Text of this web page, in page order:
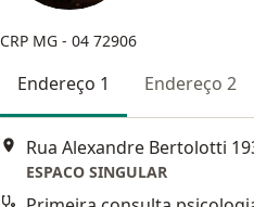
CRP MG - 04 72906
Endereço 1 Endereço 2
Rua Alexandre Bertolotti
ESPACO SINGULAR